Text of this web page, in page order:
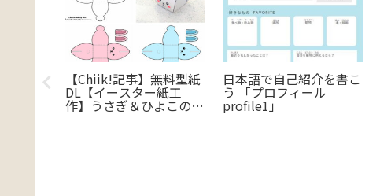
【Chiik!記事】無料型紙
DL【イースター紙工
作】うさぎ＆ひよこのギ
日本語で自己紹介を書こ
う 「プロフィール
profile1」